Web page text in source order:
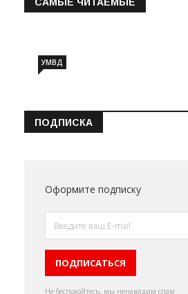
САМЫЕ ЧИТАЕМЫЕ
УМВД
ПОДПИСКА
Оформите подписку
Не беспокойтесь, мы ненавидим спам